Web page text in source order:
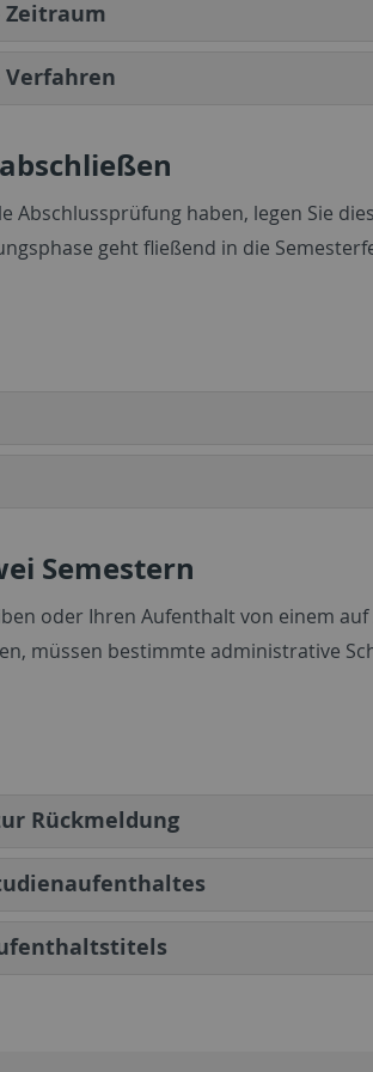
Zeitraum
Verfahren
Abschlussprüfung haben, legen Sie
geht fließend in die
Semestern
oder Ihren Aufenthalt von einem auf
müssen bestimmte administrative
Rückmeldung